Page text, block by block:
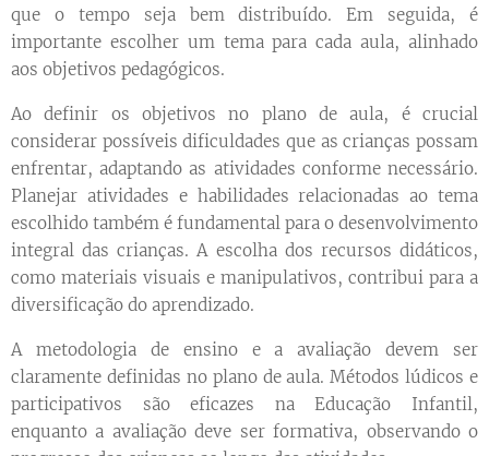
que o tempo seja bem distribuído. Em seguida, é
importante escolher um tema para cada aula, alinhado
aos objetivos pedagógicos.
Ao definir os objetivos no plano de aula, é crucial
considerar possíveis dificuldades que as crianças possam
enfrentar, adaptando as atividades conforme necessário.
Planejar atividades e habilidades relacionadas ao tema
escolhido também é fundamental para o desenvolvimento
integral das crianças. A escolha dos recursos didáticos,
como materiais visuais e manipulativos, contribui para a
diversificação do aprendizado.
A metodologia de ensino e a avaliação devem ser
claramente definidas no plano de aula. Métodos lúdicos e
participativos são eficazes na Educação Infantil,
enquanto a avaliação deve ser formativa, observando o